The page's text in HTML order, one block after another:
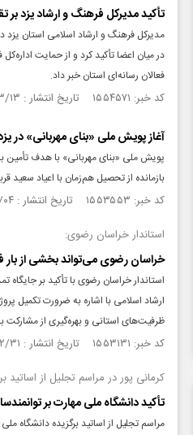
تأکید مدیرکل فرهنگ و ارشاد یزد بر
مدیرکل فرهنگ و ارشاد اسلامی استان
در میان اعضا تأکید کرد و از حمایت
فعالان رسانه‌ای استان خبر داد.
کد خبر: ۱۵۵۴۵۷۱ تاریخ انتشار : ۱۴۰۵/۰۳/۱۳
آغاز پویش ملی «بنای مهربانی» در
پویش ملی «بنای مهربانی» با هدف تأمین
بازمانده از تحصیل هم‌زمان با اعیاد سعید قربان و
کد خبر: ۱۵۵۳۵۵۳ تاریخ انتشار : ۱۴۰۵/۰۳/۰۴
استاندار خراسان رضوی:
خراسان رضوی می‌تواند بخشی از
استاندار خراسان رضوی با تأکید بر
ارشاد اسلامی با اشاره به ضرورت تکمیل
ظرفیت‌های استانی و بهره‌گیری از
کد خبر: ۱۵۵۳۱۳۱ تاریخ انتشار : ۱۴۰۵/۰۲/۳۱
کرمانی پور در مراسم تجلیل از اساتید
تأکید دانشگاه ملی مهارت بر
مراسم تجلیل از اساتید برگزیده دانشگاه